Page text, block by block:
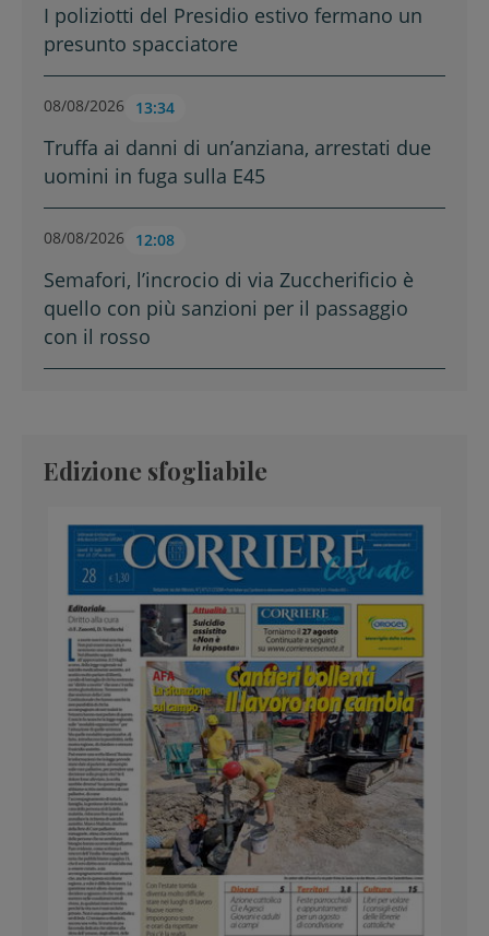
I poliziotti del Presidio estivo fermano un
presunto spacciatore
08/08/2026 13:34
Truffa ai danni di un’anziana, arrestati due
uomini in fuga sulla E45
08/08/2026 12:08
Semafori, l’incrocio di via Zuccherificio è
quello con più sanzioni per il passaggio
con il rosso
Edizione sfogliabile